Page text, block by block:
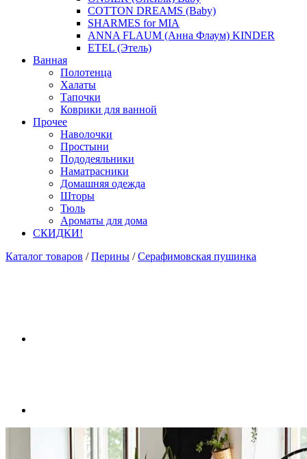
COTTON DREAMS (Baby)
SHARMES for MIA
ANNA FLAUM (Анна Флаум) KINDER
ETEL (Этель)
Ванная
Полотенца
Халаты
Тапочки
Коврики для ванной
Прочее
Наволочки
Простыни
Пододеяльники
Наматрасники
Домашняя одежда
Шторы
Тюль
Ароматы для дома
СКИДКИ!
Каталог товаров / Перины / Серафимовская пушинка